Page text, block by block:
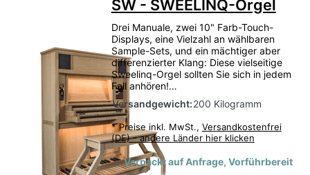
SW - SWEELINQ-Orgel
Drei Manuale, zwei 10" Farb-Touch-
Displays, eine Vielzahl an wählbaren
Sample-Sets, und ein mächtiger aber
differenzierter Klang: Diese vielseitige
Sweelinq-Orgel sollten Sie sich in jedem
Fall anhören!…
Versandgewicht:200 Kilogramm
* Preise inkl. MwSt., Versandkostenfrei
(DE) - andere Länder hier klicken
Verpackt auf Anfrage, Vorführbereit